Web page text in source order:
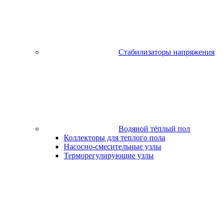
Стабилизаторы напряжения
Водяной тёплый пол
Коллекторы для теплого пола
Насосно-смесительные узлы
Терморегулирующие узлы